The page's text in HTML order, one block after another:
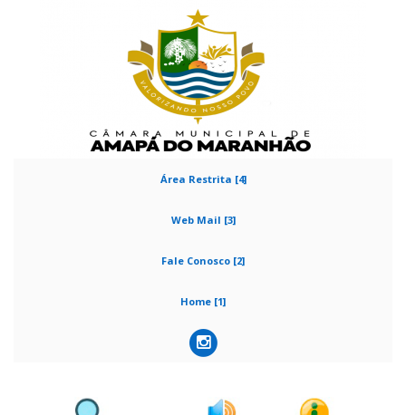
Área Restrita [4]
Web Mail [3]
Fale Conosco [2]
Home [1]